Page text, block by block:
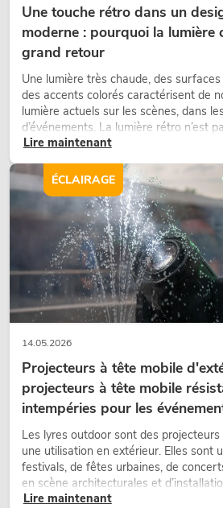
Une touche rétro dans un
moderne : pourquoi la lumière
grand retour
Une lumière très chaude, des
des accents colorés caractérisent de
lumière actuels sur les scènes, dans
d’événements. La lumière rétro n’est
nostalgique, mais un outil de
scènes et peut rendre les
émotionnelles.
Lire maintenant
14.05.2026
Projecteurs à tête mobile
projecteurs à tête mobile
intempéries pour les
Les lyres outdoor sont des
une utilisation en extérieur. Elles sont
festivals, de fêtes urbaines, de
en scène architecturales et
temporaires.
Lire maintenant
ÉCLAIRAGE